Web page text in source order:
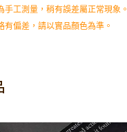
手工測量，稍有誤差屬正常現象。
有偏差，請以實品顏色為準。